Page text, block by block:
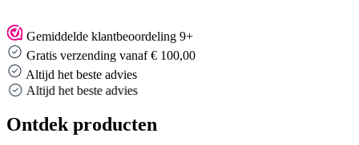
Gemiddelde klantbeoordeling 9+
Gratis verzending vanaf € 100,00
Altijd het beste advies
Altijd het beste advies
Ontdek producten